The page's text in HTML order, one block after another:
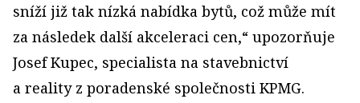
sníží již tak nízká nabídka bytů, což může mít
za následek další akceleraci cen,“ upozorňuje
Josef Kupec, specialista na stavebnictví
a reality z poradenské společnosti KPMG.